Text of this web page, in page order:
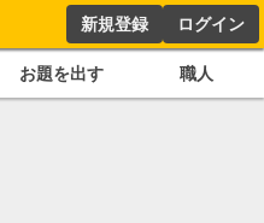
新規登録 ログイン
お題を出す 職人